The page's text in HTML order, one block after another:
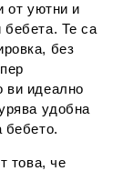
от уютни и
Те са
без
ви идеално
удобна
бебето.
това, че